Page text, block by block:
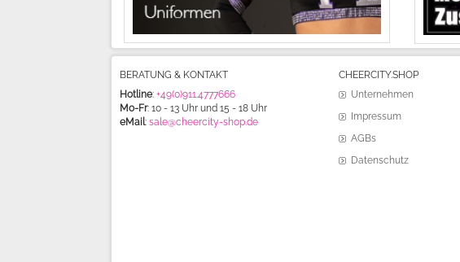
BERATUNG & KONTAKT
Hotline: +49(0)911.4777666
Mo-Fr: 10 - 13 Uhr und 15 - 18 Uhr
eMail: sale@cheercity-shop.de
CHEERCITY.SHOP
Unternehmen
Impressum
AGBs
Datenschutz